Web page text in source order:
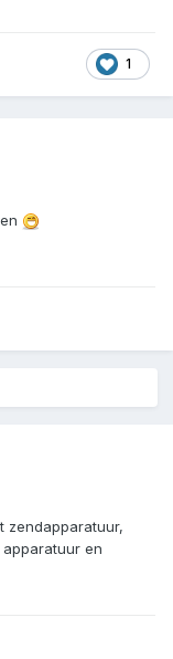
1
zendapparatuur,
en